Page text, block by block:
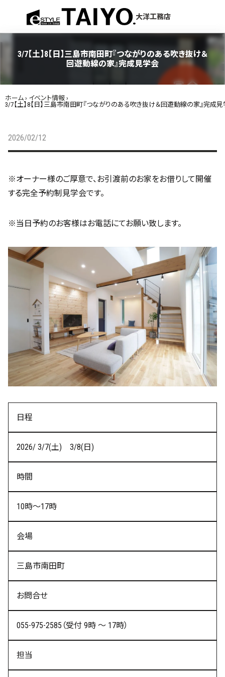
大洋工務店
3/7【土】8【日】三島市南田町『つながりのある吹き抜け＆
回遊動線の家』完成見学会
ホーム › イベント情報 ›
3/7【土】8【日】三島市南田町『つながりのある吹き抜け＆回遊動線の家』完成
2026/02/12
※オーナー様のご厚意で、お引渡前のお家をお借りして開催
する完全予約制見学会です。
※当日予約のお客様はお電話にてお願い致します。
日程
2026/ 3/7(土) 3/8(日)
時間
10時～17時
会場
三島市南田町
お問合せ
055-975-2585 （受付 9時 ～ 17時）
担当